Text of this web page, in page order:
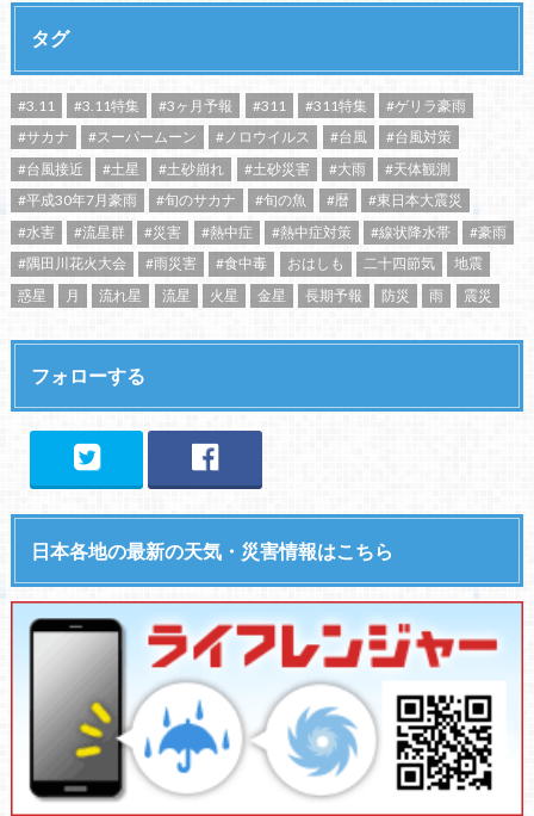
タグ
#3.11 #3.11特集 #3ヶ月予報 #311 #311特集
#ゲリラ豪雨
#サカナ
#スーパームーン #ノロウイルス #台風
#台風対策
#台風接近
#土星 #土砂崩れ #土砂災害 #大雨
#天体観測
#平成30年7月豪雨
#旬のサカナ #旬の魚 #暦
#東日本大震災
#水害
#流星群 #災害 #熱中症 #熱中症対策 #線状降水帯
#豪雨
#隅田川花火大会
#雨災害 #食中毒 おはしも 二十四節気
地震
惑星
月 流れ星 流星 火星 金星 長期予報 防災 雨 震災
フォローする
日本各地の最新の天気・災害情報はこちら